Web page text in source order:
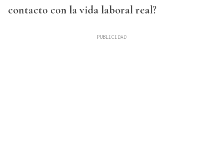
contacto con la vida laboral real?